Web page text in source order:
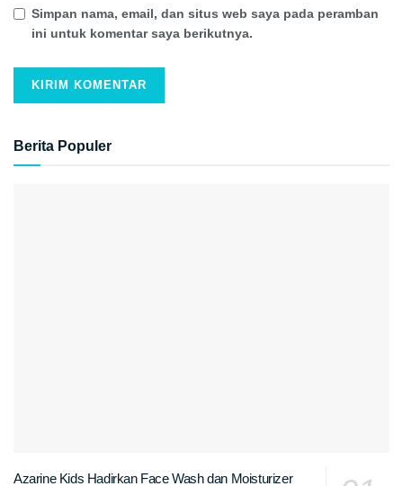
Simpan nama, email, dan situs web saya pada peramban
ini untuk komentar saya berikutnya.
Berita Populer
Azarine Kids Hadirkan Face Wash dan Moisturizer